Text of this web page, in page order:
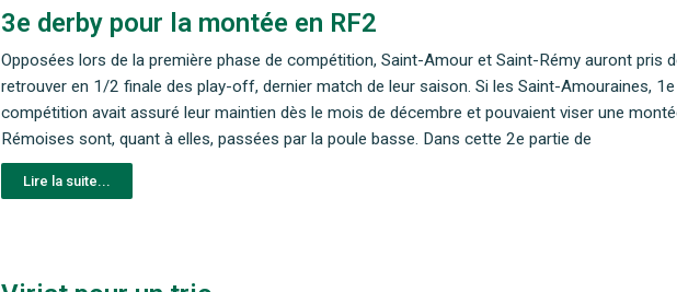
3e derby pour la montée en RF2
Opposées lors de la première phase de compétition, Saint-Amour et Saint-Rémy auront pris
retrouver en 1/2 finale des play-off, dernier match de leur saison. Si les Saint-Amouraines,
compétition avait assuré leur maintien dès le mois de décembre et pouvaient viser une
Rémoises sont, quant à elles, passées par la poule basse. Dans cette 2e partie de
Lire la suite...